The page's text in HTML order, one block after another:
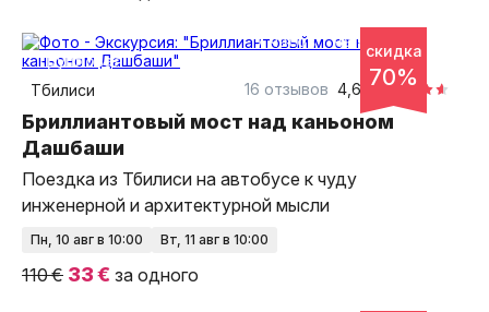
скидка
70%
7 часов
на автобусе
групповая
Тбилиси
4,62
16 отзывов
Бриллиантовый мост над каньоном
Дашбаши
Поездка из Тбилиси на автобусе к чуду
инженерной и архитектурной мысли
пн, 10 авг в 10:00 вт, 11 авг в 10:00
110 € 33 € за одного